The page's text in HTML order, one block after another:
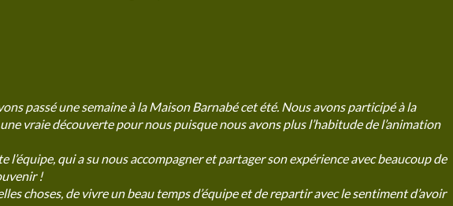
passé une semaine à la Maison Barnabé cet été. Nous avons participé à la
vraie découverte pour nous puisque nous avons plus l’habitude de l’animation
qui a su nous accompagner et partager son expérience avec beaucoup de
!
choses, de vivre un beau temps d’équipe et de repartir avec le sentiment d’avoir